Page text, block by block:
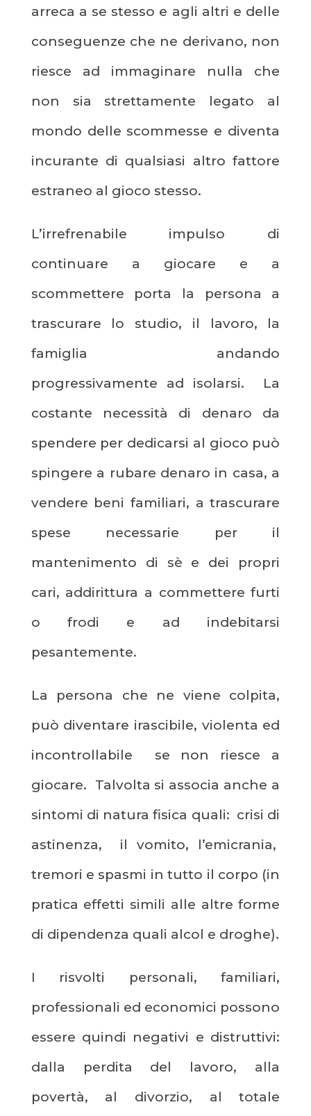
arreca a se stesso e agli altri e delle
conseguenze che ne derivano, non
riesce ad immaginare nulla che
non sia strettamente legato al
mondo delle scommesse e diventa
incurante di qualsiasi altro fattore
estraneo al gioco stesso.
L’irrefrenabile impulso di
continuare a giocare e a
scommettere porta la persona a
trascurare lo studio, il lavoro, la
famiglia andando
progressivamente ad isolarsi. La
costante necessità di denaro da
spendere per dedicarsi al gioco può
spingere a rubare denaro in casa, a
vendere beni familiari, a trascurare
spese necessarie per il
mantenimento di sè e dei propri
cari, addirittura a commettere furti
o frodi e ad indebitarsi
pesantemente.
La persona che ne viene colpita,
può diventare irascibile, violenta ed
incontrollabile se non riesce a
giocare. Talvolta si associa anche a
sintomi di natura fisica quali: crisi di
astinenza, il vomito, l’emicrania,
tremori e spasmi in tutto il corpo (in
pratica effetti simili alle altre forme
di dipendenza quali alcol e droghe).
I risvolti personali, familiari,
professionali ed economici possono
essere quindi negativi e distruttivi:
dalla perdita del lavoro, alla
povertà, al divorzio, al totale